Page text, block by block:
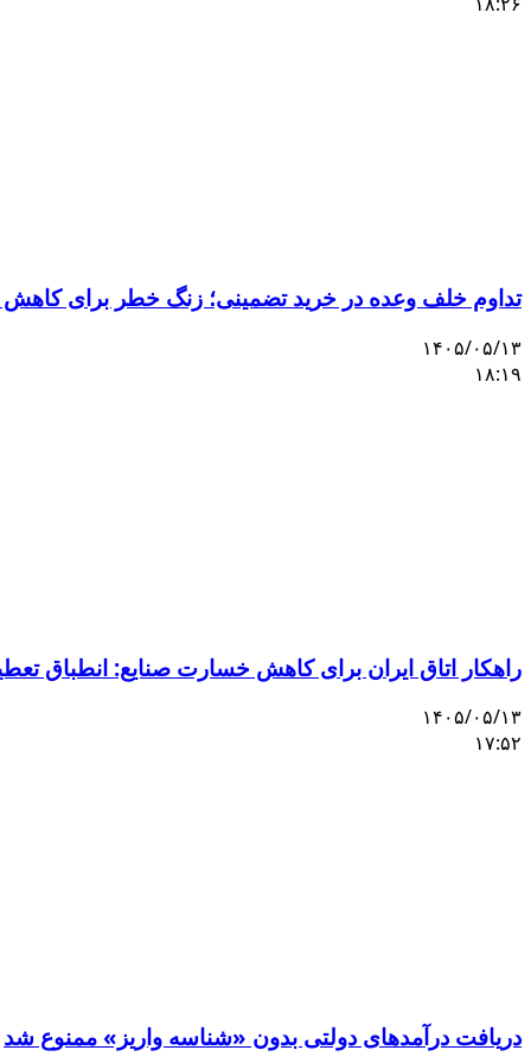
تداوم خلف وعده در خرید تضمینی؛ زنگ خطر برای
۱۴۰۵/۰۵/۱۳
۱۸:۱۹
راهکار اتاق ایران برای کاهش خسارت صنایع: انطباق
۱۴۰۵/۰۵/۱۳
۱۷:۵۲
دریافت درآمدهای دولتی بدون «شناسه واریز» ممنوع شد